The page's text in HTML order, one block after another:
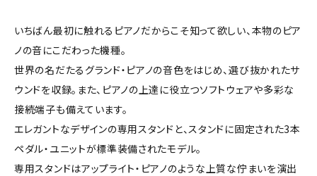
いちばん最初に触れるピアノだからこそ知って欲しい、本物のピア
ノの音にこだわった機種。
世界の名だたるグランド・ピアノの音色をはじめ、選び抜かれたサ
ウンドを収録。また、ピアノの上達に役立つソフトウェアや多彩な
接続端子も備えています。
エレガントなデザインの専用スタンドと、スタンドに固定された3本
ペダル・ユニットが標準装備されたモデル。
専用スタンドはアップライト・ピアノのような上質な佇まいを演出